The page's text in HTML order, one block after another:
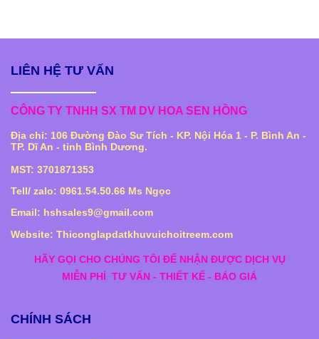
LIÊN HỆ TƯ VẤN
CÔNG TY TNHH SX TM DV HOA SEN HỒNG
Địa chỉ: 106 Đường Đào Sư Tích - KP. Nội Hóa 1 - P. Bình An -
TP. Dĩ An - tỉnh Bình Dương.
MST: 3701871353
Tell/ zalo: 0961.54.50.66 Ms Ngọc
Email: hshsales9@gmail.com
Website: Thiconglapdatkhuvuichoitreem.com
HÃY GỌI CHO CHÚNG TÔI ĐỂ NHẬN ĐƯỢC DỊCH VỤ
MIỄN PHÍ TƯ VẤN - THIẾT KẾ - BÁO GIÁ
CHÍNH SÁCH